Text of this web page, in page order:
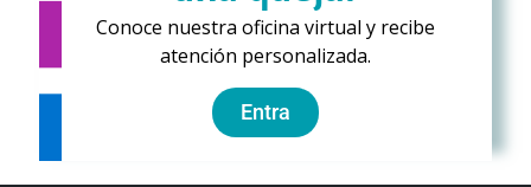
Conoce nuestra oficina virtual y recibe
atención personalizada.
Entra